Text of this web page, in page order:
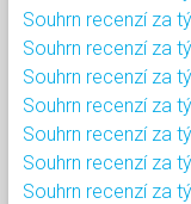
Souhrn recenzí za
Souhrn recenzí za
Souhrn recenzí za
Souhrn recenzí za
Souhrn recenzí za
Souhrn recenzí za
Souhrn recenzí za